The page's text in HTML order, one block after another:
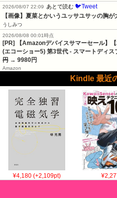
2026/08/07 22:09
あとで読む 🐦Tweet
【画像】夏菜とかいうユッサユサッ
うしみつ
2026/08/08 00:01時点
[PR] 【Amazonデバイスサマーセール】
(エコーショー5) 第3世代 - スマートディ
円 → 9980円
Amazon
Kindle 最近
¥4,180 (+2,109pt)